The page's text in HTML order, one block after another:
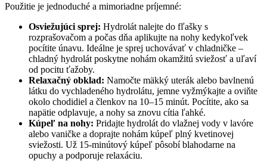
Použitie je jednoduché a mimoriadne príjemné:
Osviežujúci sprej: Hydrolát nalejte do fľašky s
rozprašovačom a počas dňa aplikujte na nohy kedykoľvek
pocítite únavu. Ideálne je sprej uchovávať v chladničke –
chladný hydrolát poskytne nohám okamžitú sviežosť a uľaví
od pocitu ťažoby.
Relaxačný obklad: Namočte mäkký uterák alebo bavlnenú
látku do vychladeného hydrolátu, jemne vyžmýkajte a oviňte
okolo chodidiel a členkov na 10–15 minút. Pocítite, ako sa
napätie odplavuje, a nohy sa znovu cítia ľahké.
Kúpeľ na nohy: Pridajte hydrolát do vlažnej vody v lavóre
alebo vaničke a doprajte nohám kúpeľ plný kvetinovej
sviežosti. Už 15-minútový kúpeľ pôsobí blahodarne na
opuchy a podporuje relaxáciu.